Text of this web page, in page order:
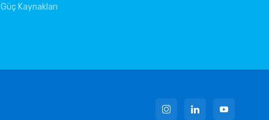
Güç Kaynakları